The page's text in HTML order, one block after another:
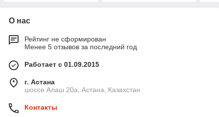
О нас
Рейтинг не сформирован
Менее 5 отзывов за последний год
Работает с 01.09.2015
г. Астана
шоссе Алаш 20а, Астана, Казахстан
Контакты